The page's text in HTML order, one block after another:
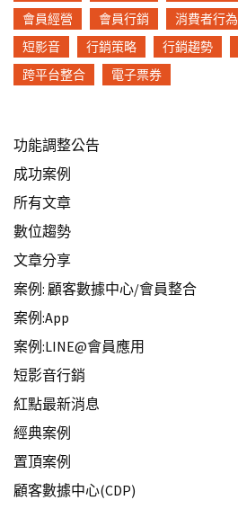
會員經營
會員行銷 消費者行為
短影音
行銷策略 行銷趨勢
跨平台整合
電子票券
功能調整公告
成功案例
所有文章
數位趨勢
文章分享
案例: 顧客數據中心/會員整合
案例:App
案例:LINE@會員應用
短影音行銷
紅點最新消息
經典案例
置頂案例
顧客數據中心(CDP)